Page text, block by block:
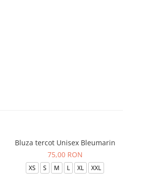
Bluza tercot Unisex Bleumarin
75,00 RON
XS S M L XL XXL